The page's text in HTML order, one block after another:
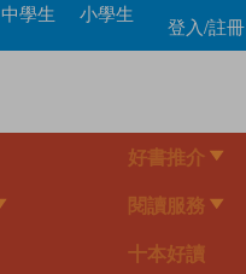
中學生
小學生
登入/註冊
好書推介
閱讀服務
十本好讀